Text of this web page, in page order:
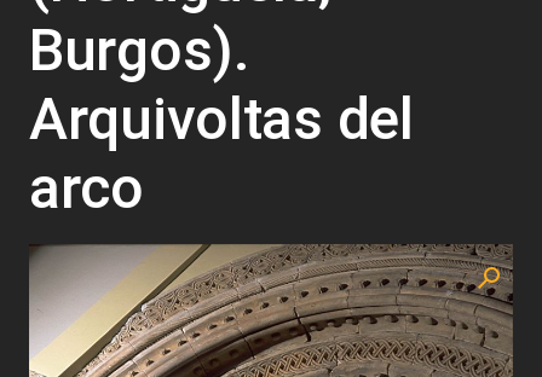
Burgos).
Arquivoltas del
arco